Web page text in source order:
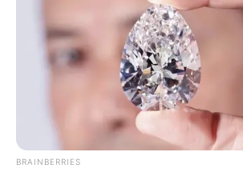
BRAINBERRIES